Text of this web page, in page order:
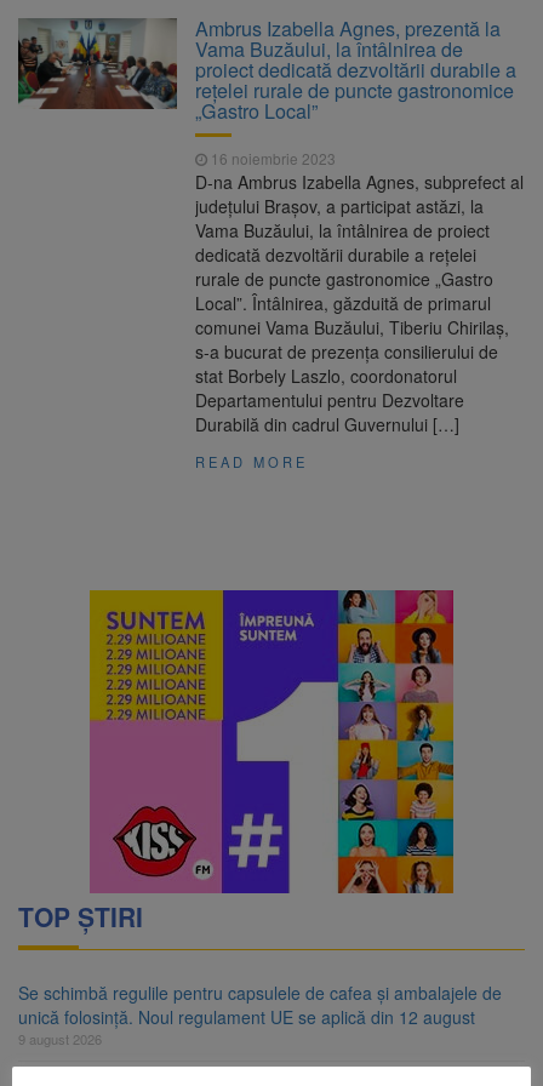
propriul record mondial. Betty Bromage a
zburat din nou pe aripa unui avion
9 august 2026
Avocații fraților Andrew și
Tristan Tate cer eliberarea lor pe cauțiune în
Se schimbă examenul de
medic specialist. Subiecte unice în toată țara,
aceeași oră și același barem
Se schimbă regulile pentru
capsulele de cafea și ambalajele de unică
folosință. Noul regulament UE se aplică din 12
Ambrus Izabella Agnes, prezentă la
Vama Buzăului, la întâlnirea de
proiect dedicată dezvoltării durabile a
rețelei rurale de puncte gastronomice
„Gastro Local”
16 noiembrie 2023
D-na Ambrus Izabella Agnes, subprefect al
județului Brașov, a participat astăzi, la
Vama Buzăului, la întâlnirea de proiect
dedicată dezvoltării durabile a rețelei
rurale de puncte gastronomice „Gastro
Local”. Întâlnirea, găzduită de primarul
comunei Vama Buzăului, Tiberiu Chirilaș,
s-a bucurat de prezența consilierului de
stat Borbely Laszlo, coordonatorul
Departamentului pentru Dezvoltare
Durabilă din cadrul Guvernului […]
READ MORE
TOP ȘTIRI
Se schimbă regulile pentru capsulele de cafea și ambalajele de
unică folosință. Noul regulament UE se aplică din 12 august
9 august 2026